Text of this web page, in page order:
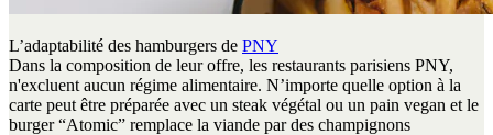
L’adaptabilité des hamburgers de PNY
Dans la composition de leur offre, les restaurants parisiens PNY,
n'excluent aucun régime alimentaire. N’importe quelle option à la
carte peut être préparée avec un steak végétal ou un pain vegan et le
burger “Atomic” remplace la viande par des champignons